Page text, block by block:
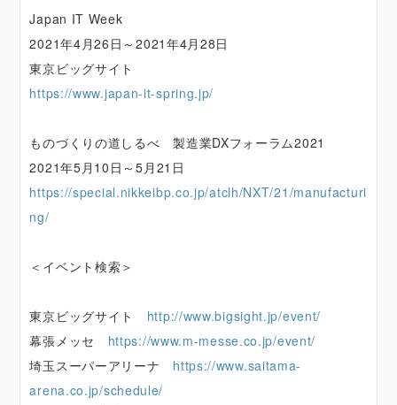
Japan IT Week
2021年4月26日～2021年4月28日
東京ビッグサイト
https://www.japan-it-spring.jp/
ものづくりの道しるべ 製造業DXフォーラム2021
2021年5月10日～5月21日
https://special.nikkeibp.co.jp/atclh/NXT/21/manufacturi
ng/
＜イベント検索＞
東京ビッグサイト http://www.bigsight.jp/event/
幕張メッセ https://www.m-messe.co.jp/event/
埼玉スーパーアリーナ https://www.saitama-
arena.co.jp/schedule/